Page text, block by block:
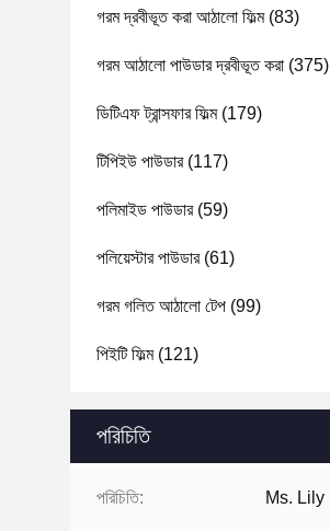
গরম দ্রবীভূত করা আঠালো ফিল্ম(83)
গরম আঠালো পাউডার দ্রবীভূত করা (375)
ডিটিএফ ট্রান্সফার ফিল্ম(179)
টিপিইউ পাউডার(117)
পলিমাইড পাউডার(59)
পলিয়েস্টার পাউডার(61)
গরম গলিত আঠালো টেপ (99)
পিইটি ফিল্ম(121)
পরিচিতি
পরিচিতি: Ms. Lily